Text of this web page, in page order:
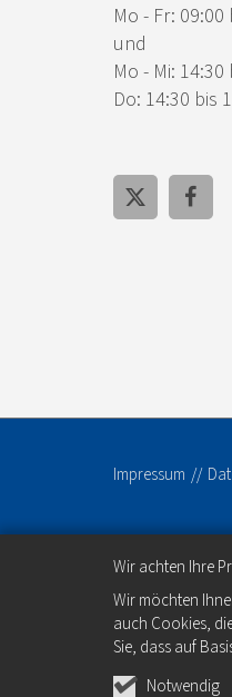
Wir achten Ihre
Wir möchten
auch Cookies,
Sie, dass auf
Notwendig
Mo - Fr:
und
Mo - Mi:
Do: 14:30 bis
Impressum